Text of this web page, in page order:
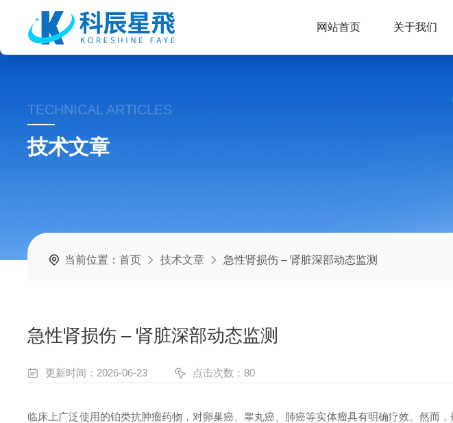
网站首页 关于我们
TECHNICAL ARTICLES
技术文章
当前位置：首页 技术文章 急性肾损伤 – 肾脏深部动态监测
急性肾损伤 – 肾脏深部动态监测
更新时间：2026-06-23 点击次数：80
临床上广泛使用的铂类抗肿瘤药物，对卵巢癌、睾丸癌、肺癌等实体瘤具有明确疗效。然